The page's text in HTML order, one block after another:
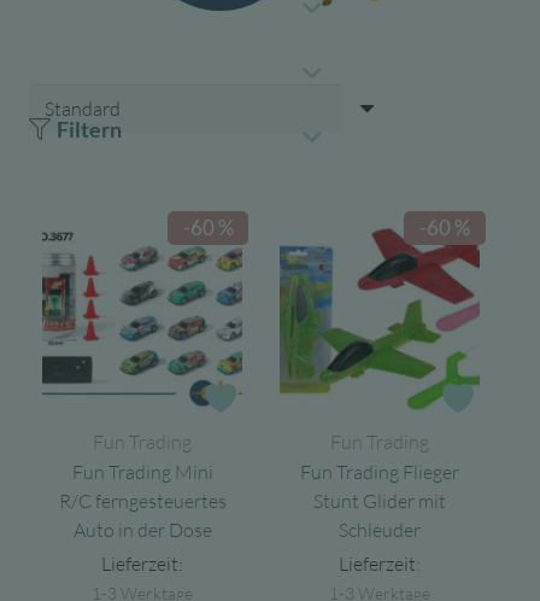
Filtern
-60 %
Fun Trading
Fun Trading Mini
R/C ferngesteuertes
Auto in der Dose
Lieferzeit:
1-3 Werktage
-60 %
Fun Trading
Fun Trading Flieger
Stunt Glider mit
Schleuder
Lieferzeit:
1-3 Werktage